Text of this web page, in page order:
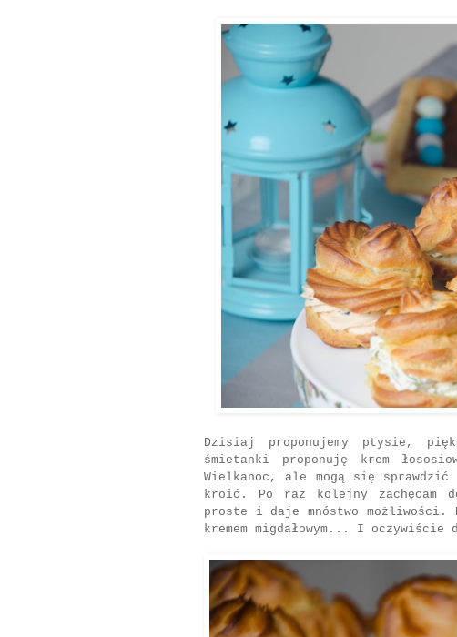
Dzisiaj proponujemy ptysie,
śmietanki proponuję krem
Wielkanoc, ale mogą się
kroić. Po raz kolejny zachęcam
proste i daje mnóstwo możliwości.
kremem migdałowym... I